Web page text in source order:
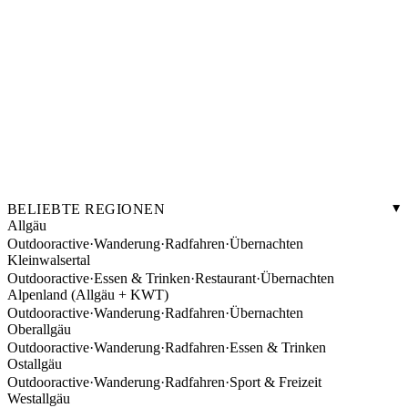
BELIEBTE REGIONEN
Allgäu
Outdooractive·Wanderung·Radfahren·Übernachten
Kleinwalsertal
Outdooractive·Essen & Trinken·Restaurant·Übernachten
Alpenland (Allgäu + KWT)
Outdooractive·Wanderung·Radfahren·Übernachten
Oberallgäu
Outdooractive·Wanderung·Radfahren·Essen & Trinken
Ostallgäu
Outdooractive·Wanderung·Radfahren·Sport & Freizeit
Westallgäu